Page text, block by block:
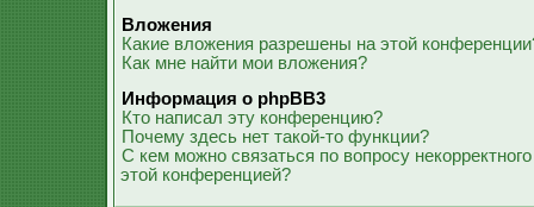
Вложения
Какие вложения разрешены на этой
Как мне найти мои вложения?
Информация о phpBB3
Кто написал эту конференцию?
Почему здесь нет такой-то функции?
С кем можно связаться по вопросу
этой конференцией?